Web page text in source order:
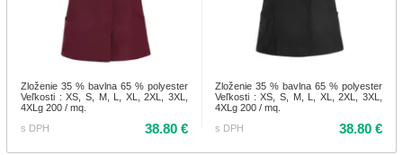
Zloženie 35 % bavlna 65 % polyester
Veľkosti : XS, S, M, L, XL, 2XL, 3XL,
4XLg 200 / mq.
s DPH
38.80 €
Zloženie 35 % bavlna 65 % polyester
Veľkosti : XS, S, M, L, XL, 2XL, 3XL,
4XLg 200 / mq.
s DPH
38.80 €